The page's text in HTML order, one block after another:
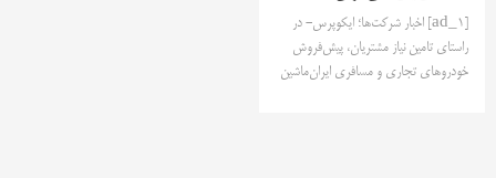
[ad_1] اخبار شرکت‌ها؛ ایکوپرس- در
راستای تامین نیاز مشتریان، پیش‌فروش
خودروهای تجاری و مسافری ایران‌ماشین